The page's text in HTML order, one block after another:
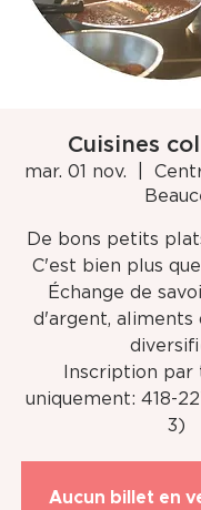
Cuisines
mar. 01 nov.
De bons petits
C'est bien plus
Échange de
d'argent, aliments
Inscription par
uniquement: 418-
3)
Aucun billet en